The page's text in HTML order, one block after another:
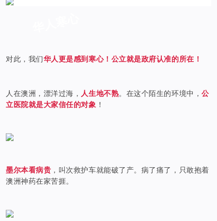
对此，我们华人更是感到寒心！公立就是政府认准的所在！
人在澳洲，漂洋过海， 人生地不熟。在这个陌生的环境中，公
立医院就是大家信任的对象 ！
墨尔本看病贵 ，叫次救护车就能破了产。病了痛了，只敢抱着
澳洲神药在家苦捱。